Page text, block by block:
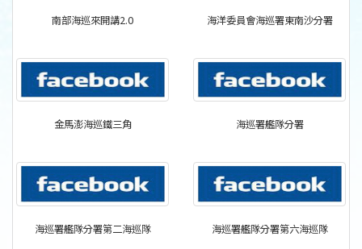
南部海巡來開講2.0 海洋委員會海巡署東南沙分署
金馬澎海巡鐵三角 海巡署艦隊分署
海巡署艦隊分署第二海巡隊 海巡署艦隊分署第六海巡隊